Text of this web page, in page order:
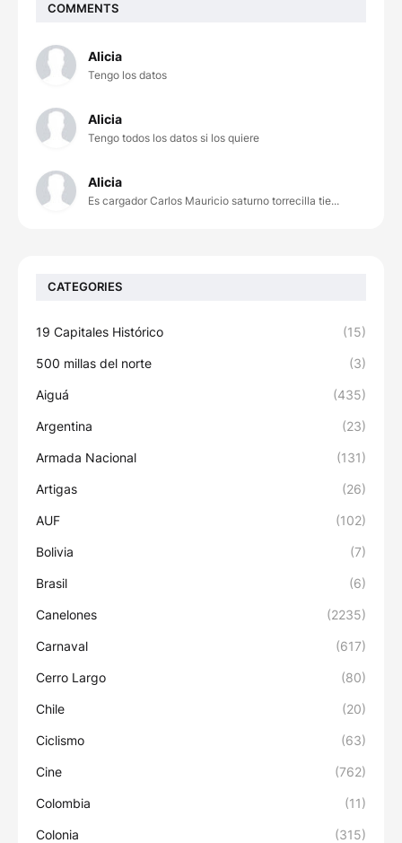
COMMENTS
Alicia
Tengo los datos
Alicia
Tengo todos los datos si los quiere
Alicia
Es cargador Carlos Mauricio saturno torrecilla tie...
CATEGORIES
19 Capitales Histórico (15)
500 millas del norte (3)
Aiguá (435)
Argentina (23)
Armada Nacional (131)
Artigas (26)
AUF (102)
Bolivia (7)
Brasil (6)
Canelones (2235)
Carnaval (617)
Cerro Largo (80)
Chile (20)
Ciclismo (63)
Cine (762)
Colombia (11)
Colonia (315)